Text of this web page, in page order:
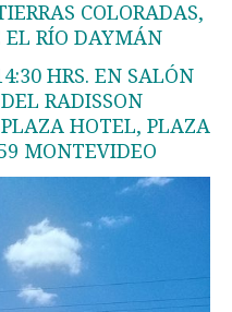
COLORADAS,
EL RÍO DAYMÁN
HRS. EN SALÓN
RADISSON
HOTEL, PLAZA
MONTEVIDEO